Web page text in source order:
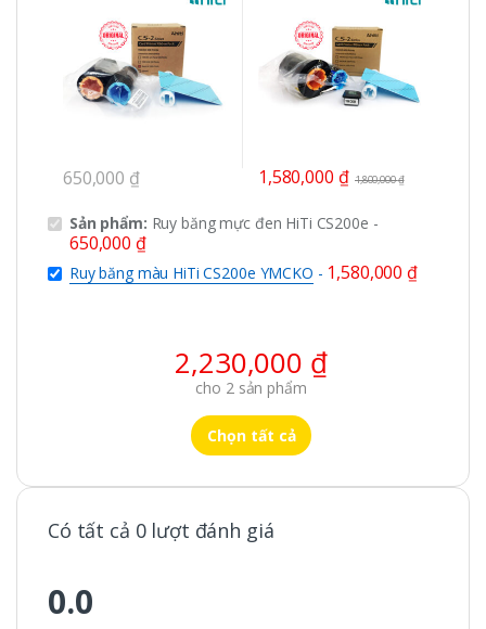
650,000 ₫ 1,580,000 ₫ 1,800,000₫
Sản phẩm: Ruy băng mực đen HiTi CS200e -
650,000 ₫
Ruy băng màu HiTi CS200e YMCKO - 1,580,000 ₫
2,230,000 ₫
cho 2sản phẩm
Chọn tất cả
Có tất cả 0 lượt đánh giá
0.0